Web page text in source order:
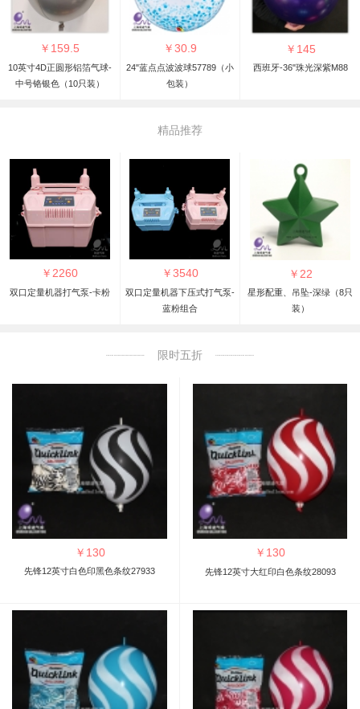
￥ 159.5
10英寸4D正圆形铝箔气球-
中号铬银色（10只装）
￥30.9
24"蓝点点波波球57789（小
包装）
￥ 145
西班牙-36"珠光深紫M88
精品推荐
￥2260
双口定量机器打气泵-卡粉
￥3540
双口定量机器下压式打气泵-
蓝粉组合
￥ 22
星形配重、吊坠-深绿（8只
装）
限时五折
￥ 130
先锋12英寸白色印黑色条纹27933
￥ 130
先锋12英寸大红印白色条纹28093